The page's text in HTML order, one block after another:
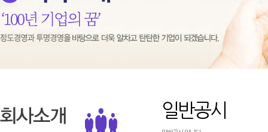
일반공시